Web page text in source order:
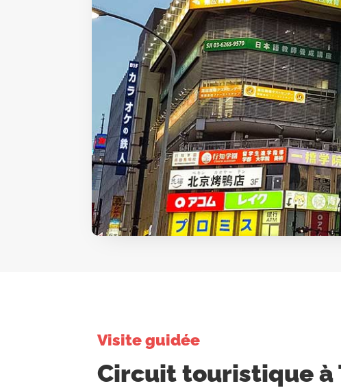
Visite guidée
Circuit touristique à